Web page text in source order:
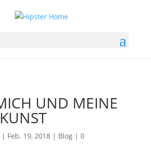
UND MEINE
| Feb. 19, 2018| Blog| 0